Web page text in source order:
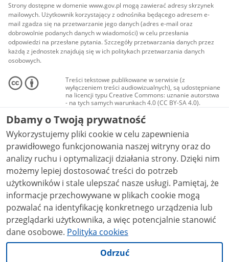
Strony dostępne w domenie www.gov.pl mogą zawierać adresy skrzynek
mailowych. Użytkownik korzystający z odnośnika będącego adresem e-
mail zgadza się na przetwarzanie jego danych (adres e-mail oraz
dobrowolnie podanych danych w wiadomości) w celu przesłania
odpowiedzi na przesłane pytania. Szczegóły przetwarzania danych przez
każdą z jednostek znajdują się w ich politykach przetwarzania danych
osobowych.
Treści tekstowe publikowane w serwisie (z
wyłączeniem treści audiowizualnych), są udostępniane
na licencji typu Creative Commons: uznanie autorstwa
- na tych samych warunkach 4.0 (CC BY-SA 4.0).
Materiały audiowizualne, w tym zdjęcia, materiały
audio i wideo, są udostępniane na licencji typu
Creative Commons: uznanie autorstwa użycie
niekomercyjne - bez utworów zależnych 4.0 (CC BY-
NC-ND 4.0), o ile nie jest to stwierdzone inaczej.
Dbamy o Twoją prywatność
Wykorzystujemy pliki cookie w celu zapewnienia
prawidłowego funkcjonowania naszej witryny oraz do
analizy ruchu i optymalizacji działania strony. Dzięki nim
możemy lepiej dostosować treści do potrzeb
użytkowników i stale ulepszać nasze usługi. Pamiętaj, że
informacje przechowywane w plikach cookie mogą
pozwalać na identyfikację konkretnego urządzenia lub
przeglądarki użytkownika, a więc potencjalnie stanowić
dane osobowe. Polityka cookies
Odrzuć